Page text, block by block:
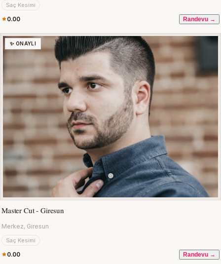
Saç Kesimi
0.00 Randevu →
✨ ONAYLI
Master Cut - Giresun
Merkez, Giresun
Saç Kesimi
0.00 Randevu →